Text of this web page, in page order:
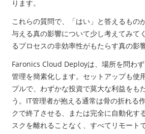
ります。
これらの質問で、「はい」と答えるもの
与える真の影響について少し考えてみて
るプロセスの非効率性がもたらす真の影
Faronics Cloud Deployは、場所を問わ
管理を簡素化します。セットアップも使
プルで、わずかな投資で莫大な利益をも
う。 IT管理者が抱える通常は骨の折れる
クで終了させる、または完全に自動化す
スクを離れることなく、すべてリモート